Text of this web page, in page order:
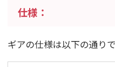
仕様：
ギアの仕様は以下の通りで